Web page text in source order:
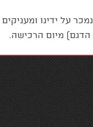
על ידינו ומעניקים
הדגם) מיום הרכישה.